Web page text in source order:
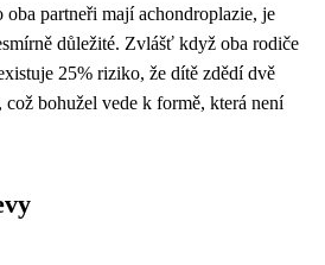
oba partneři mají achondroplazie, je
důležité. Zvlášť když oba rodiče
25% riziko, že dítě zdědí dvě
bohužel vede k formě, která není